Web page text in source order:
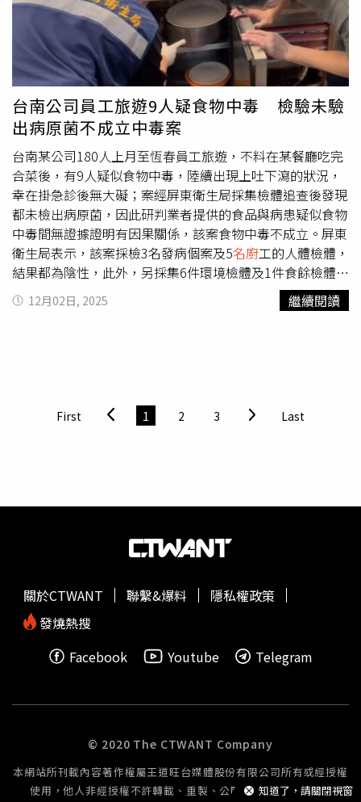
懷期待的眼神，讓她當下完全說不出口拒絕。她不安又愧疚
地向攝影機小聲告白：「Ricky（鄭淳豪）對不起！我跟你
撒謊了。」林予晞更笑稱，因為胡宇威先前多次與鄭淳豪合
作默契極佳，自己心裡總忍不住把對方當成「猛男競爭
者」，不想在表現上輸給他，意外流露出綜藝感十足的可愛
反差。從節目開播至今，胡宇威首度告別默契滿分的舊搭檔
鄭淳豪，本週改與主廚施捷夫聯手挑戰難度極高的鴨肉料
理。胡宇威在料理中的靈活應變能力，讓施捷夫主廚大讚：
「我們之間不太需要磨合，因為他的能力太棒了。」不料比
賽到最後3分鐘時鴨肉出爐，主廚施捷夫意外發現鴨肉烹調
狀態不佳，但時間緊迫已無法補救，讓施捷夫瞬間情緒潰
堤，背對鏡頭啜泣，自責落淚道：「這是我比賽到現在，我
認為最嚴重的一個失誤」，並表示當下懊惱到想找洞鑽。面
對隊友的情緒崩潰，站在一旁的胡宇威心疼又無措，他表
示：「他真的超失落的，我根本不知道怎麼把他拉起來。」
敬請鎖定華視每周日晚間8點《星廚之戰》首播。
台南公司員工旅遊9人疑食物中毒 檢驗未驗
出病原菌不成立中毒案
台南某公司180人上月至恆春員工旅遊，不料在某餐廳吃完
合菜後，有9人疑似食物中毒，陸續出現上吐下瀉的狀況，
幸在掛急診後無大礙；案經屏東衛生局採集檢體追查後發現
都未檢出病原菌，因此研判業者提供的食品與病患疑似食物
中毒間無證據證明有因果關係，該案食物中毒不成立。屏東
衛生局表示，該案採檢3名發病個案及5名廚工的人體檢體，
結果都為陰性，此外，另採集6件環境檢體及1件食餘檢體，
也未檢出病原菌，依相關檢驗報告及調查事證所得結果綜
判，業者所供應的食品與病患疑似食品中毒之間，尚無證據
陸續出現嘔吐、腹瀉的狀況，且症狀愈來愈嚴重，因此晚間
趕至恆春基督教醫院掛急診。
12月02日, 2025 繼續閱讀
First 1 2 3 Last
知道了，請關閉視窗
關於CTWANT 聯繫&爆料
隱私權政策
發燒熱搜
Facebook
Youtube Telegram
© 2020 The CTWANT Company
本網站所刊載內容著作權屬王道旺台媒體股份有限公司所有或經授權
使用，他人非經授權不許轉載、重製、公開播送或公開傳輸。